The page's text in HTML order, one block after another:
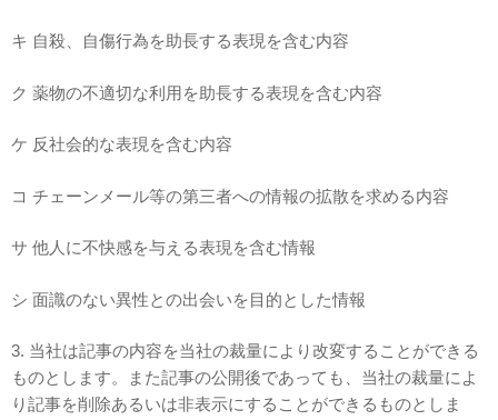
キ 自殺、自傷行為を助長する表現を含む内容
ク 薬物の不適切な利用を助長する表現を含む内容
ケ 反社会的な表現を含む内容
コ チェーンメール等の第三者への情報の拡散を求める内容
サ 他人に不快感を与える表現を含む情報
シ 面識のない異性との出会いを目的とした情報
3. 当社は記事の内容を当社の裁量により改変することができる
ものとします。また記事の公開後であっても、当社の裁量によ
り記事を削除あるいは非表示にすることができるものとしま